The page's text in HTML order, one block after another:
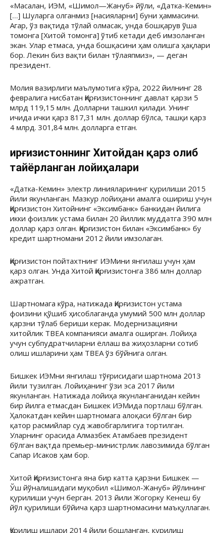
«Масалан, ИЭМ, «Шимол—Жануб» йўли, «Датка-Кемин»
[…] Шуларга олганмиз [насияларни] буни ҳаммасини.
Агар, ўз вақтида тўлай олмасак, унда бошқарув ўша
томонга [Хитой томонга] ўтиб кетади деб имзоланган
экан. Улар етмаса, унда бошқасини ҳам олишга ҳақлари
бор. Лекин биз вақти билан тўлаяпмиз», — деган
президент.
Молия вазирлиги маълумотига кўра, 2022 йилнинг 28
февралига нисбатан Қирғизистоннинг давлат қарзи 5
млрд 119,15 млн. Долларни ташкил қилади. Унинг
ичида ички қарз 817,31 млн. доллар бўлса, ташқи қарз
4 млрд. 301,84 млн. долларга етган.
Қирғизистоннинг Хитойдан қарз олиб
тайёрланган лойиҳалари
«Датка-Кемин» электр линияларининг қурилиши 2015
йили якунланган. Мазкур лойиҳани амалга ошириш учун
Қирғизистон Хитойнинг «Эксимбанк» банкидан йилига
икки фоизлик устама билан 20 йиллик муддатга 390 млн
доллар қарз олган. Қирғизистон билан «Эксимбанк» бу
кредит шартномани 2012 йили имзолаган.
Қирғизистон пойтахтнинг ИЭМини янгилаш учун ҳам
қарз олган. Унда Хитой Қирғизистонга 386 млн доллар
ажратган.
Шартномага кўра, натижада Қирғизистон устама
фоизини қўшиб ҳисоблаганда умумий 500 млн доллар
қарзни тўлаб бериши керак. Модернизацияни
хитойлик TBEA компанияси амалга оширган. Лойиҳа
учун субпудратчиларни ёллаш ва жиҳозларни сотиб
олиш ишларини ҳам TBEA ўз бўйнига олган.
Бишкек ИЭМни янгилаш тўғрисидаги шартнома 2013
йили тузилган. Лойиҳанинг ўзи эса 2017 йили
якунланган. Натижада лойиҳа якунланганидан кейин
бир йилга етмасдан Бишкек ИЭМида портлаш бўлган.
Ҳалокатдан кейин шартномага алоқаси бўлган бир
қатор расмийлар суд жавобгарлигига тортилган.
Уларнинг орасида Алмазбек Атамбаев президент
бўлган вақтда премьер-министрлик лавозимида бўлган
Сапар Исаков ҳам бор.
Хитой Қирғизистонга яна бир катта қарзни Бишкек —
Ўш йўналишидаги муқобил «Шимол-Жануб» йўлининг
қурилиши учун берган. 2013 йили Жогорку Кенеш бу
йўл қурилиши бўйича қарз шартномасини маъқуллаган.
Қурилиш ишлари 2014 йили бошланган, қурилиш